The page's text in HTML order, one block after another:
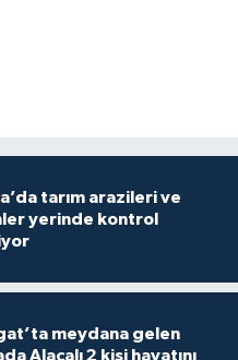
tarım arazileri ve
yerinde kontrol
meydana gelen
hayatını